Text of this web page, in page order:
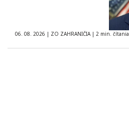
06. 08. 2026 | ZO ZAHRANIČIA | 2 min. čítania